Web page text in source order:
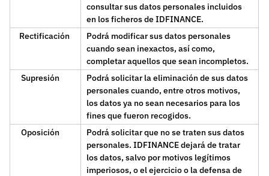
consultar sus datos personales incluidos
en los ficheros de IDFINANCE.
Rectificación
Podrá modificar sus datos personales
cuando sean inexactos, así como,
completar aquellos que sean incompletos.
Supresión
Podrá solicitar la eliminación de sus datos
personales cuando, entre otros motivos,
los datos ya no sean necesarios para los
fines que fueron recogidos.
Oposición
Podrá solicitar que no se traten sus datos
personales. IDFINANCE dejará de tratar
los datos, salvo por motivos legítimos
imperiosos, o el ejercicio o la defensa de